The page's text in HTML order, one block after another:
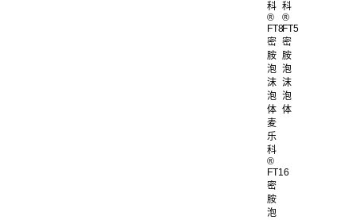
科
®
FT8
密
胺
泡
沫
泡
体
科
®
FT5
密
胺
泡
沫
泡
体
麦
乐
科
®
FT16
密
胺
泡